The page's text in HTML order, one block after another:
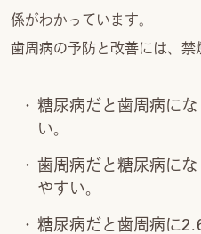
係がわかっています。
歯周病の予防と改善には、禁
糖尿病だと歯周病に
い。
歯周病だと糖尿病に
やすい。
糖尿病だと歯周病に